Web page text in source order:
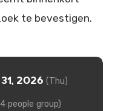
te bevestigen.
2026 (Thu)
people group)